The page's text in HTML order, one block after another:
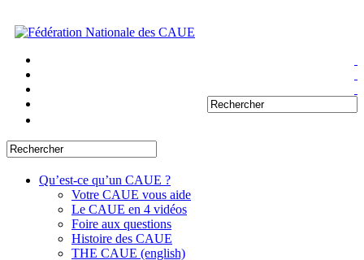
Qu’est-ce qu’un CAUE ?
Votre CAUE vous aide
Le CAUE en 4 vidéos
Foire aux questions
Histoire des CAUE
THE CAUE (english)